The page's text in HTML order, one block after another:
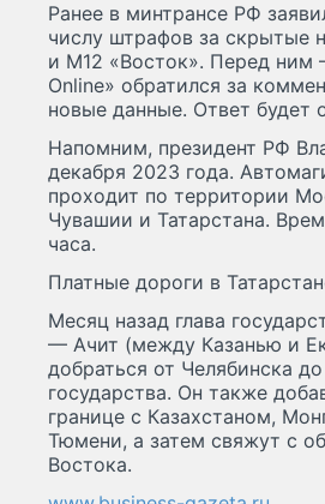
Ранее в минтрансе РФ
числу штрафов за скрытые
и М12 «Восток». Перед
Online» обратился за
новые данные. Ответ будет
Напомним, президент РФ
декабря 2023 года.
проходит по территории
Чувашии и Татарстана.
часа.
Платные дороги в
Месяц назад глава
— Ачит (между Казанью и
добраться от Челябинска
государства. Он также
границе с Казахстаном,
Тюмени, а затем свяжут с
Востока.